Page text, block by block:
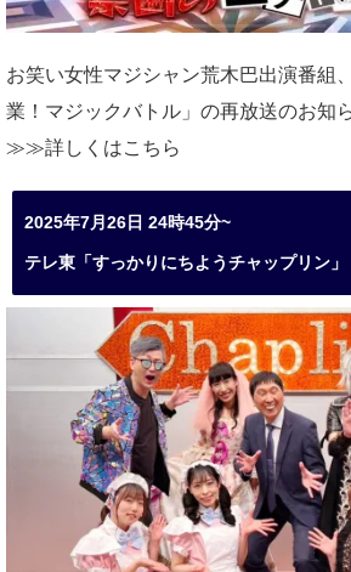
お笑い女性マジシャン荒木巴出演番組、
業！マジックバトル」の再放送のお知
≫≫詳しくはこちら
2025年7月26日 24時45分~
テレ東「すっかりにちようチャップリン」